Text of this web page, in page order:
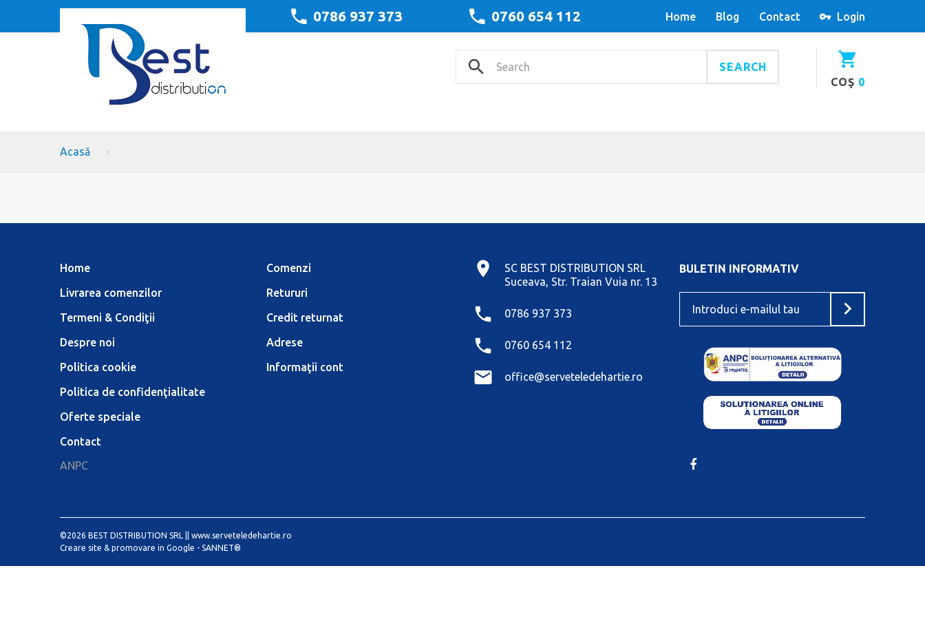
Login
Home Blog Contact
0760 654 112
0786 937 373
COŞ 0
SEARCH
Acasă
Home
Livrarea comenzilor
Termeni & Condiţii
Despre noi
Politica cookie
Politica de confidenţialitate
Oferte speciale
Contact
ANPC
Comenzi
Retururi
Credit returnat
Adrese
Informaţii cont
SC BEST DISTRIBUTION SRL
Suceava, Str. Traian Vuia nr. 13
0786 937 373
0760 654 112
office@serveteledehartie.ro
BULETIN INFORMATIV
©2026 BEST DISTRIBUTION SRL || www.serveteledehartie.ro
Creare site & promovare in Google - SANNET®